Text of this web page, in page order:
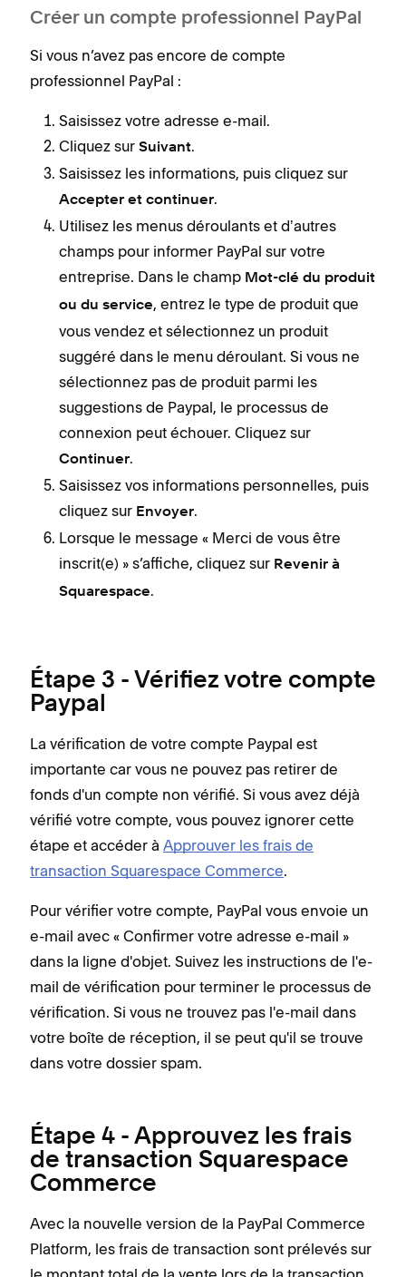
Créer un compte professionnel PayPal
Si vous n’avez pas encore de compte
professionnel PayPal :
Saisissez votre adresse e-mail.
Cliquez sur Suivant.
Saisissez les informations, puis cliquez sur
Accepter et continuer.
Utilisez les menus déroulants et dʼautres
champs pour informer PayPal sur votre
entreprise. Dans le champ Mot-clé du produit
ou du service, entrez le type de produit que
vous vendez et sélectionnez un produit
suggéré dans le menu déroulant. Si vous ne
sélectionnez pas de produit parmi les
suggestions de Paypal, le processus de
connexion peut échouer. Cliquez sur
Continuer.
Saisissez vos informations personnelles, puis
cliquez sur Envoyer.
Lorsque le message « Merci de vous être
inscrit(e) » s’affiche, cliquez sur Revenir à
Squarespace.
Étape 3 - Vérifiez votre compte
Paypal
La vérification de votre compte Paypal est
importante car vous ne pouvez pas retirer de
fonds d'un compte non vérifié. Si vous avez déjà
vérifié votre compte, vous pouvez ignorer cette
étape et accéder à Approuver les frais de
transaction Squarespace Commerce.
Pour vérifier votre compte, PayPal vous envoie un
e-mail avec « Confirmer votre adresse e-mail »
dans la ligne d'objet. Suivez les instructions de l'e-
mail de vérification pour terminer le processus de
vérification. Si vous ne trouvez pas l'e-mail dans
votre boîte de réception, il se peut qu'il se trouve
dans votre dossier spam.
Étape 4 - Approuvez les frais
de transaction Squarespace
Commerce
Avec la nouvelle version de la PayPal Commerce
Platform, les frais de transaction sont prélevés sur